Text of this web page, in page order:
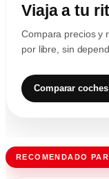
Viaja a tu
Compara precios y
por libre, sin
Comparar
RECOMENDADO